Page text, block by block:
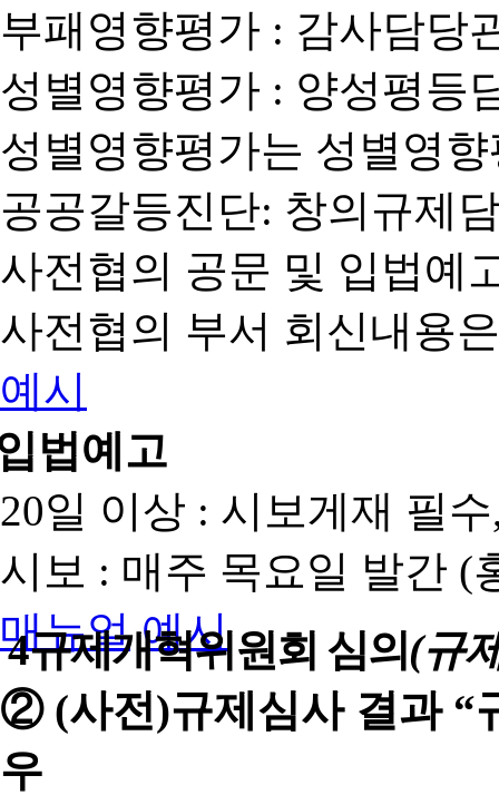
부패영향평가 : 감사담당
성별영향평가 : 양성평등
성별영향평가는 성별영
공공갈등진단: 창의규제
사전협의 공문 및 입법예
사전협의 부서 회신내용
예시
법예고
20일 이상 : 시보게재 필
시보 : 매주 목요일 발간 (
매뉴얼 예시
4규제개혁위원회 심의(규
② (사전)규제심사 결과 “
우